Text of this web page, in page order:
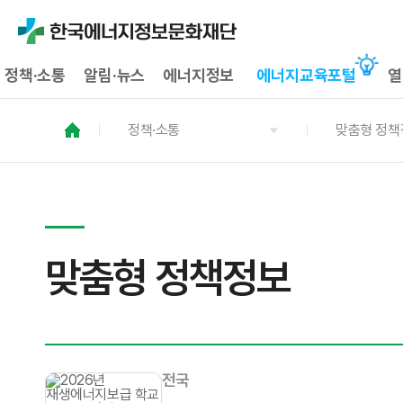
정책·소통 알림·뉴스 에너지정보 에너지교육포털
정책·소통 맞춤형 정책
맞춤형 정책정보
전국